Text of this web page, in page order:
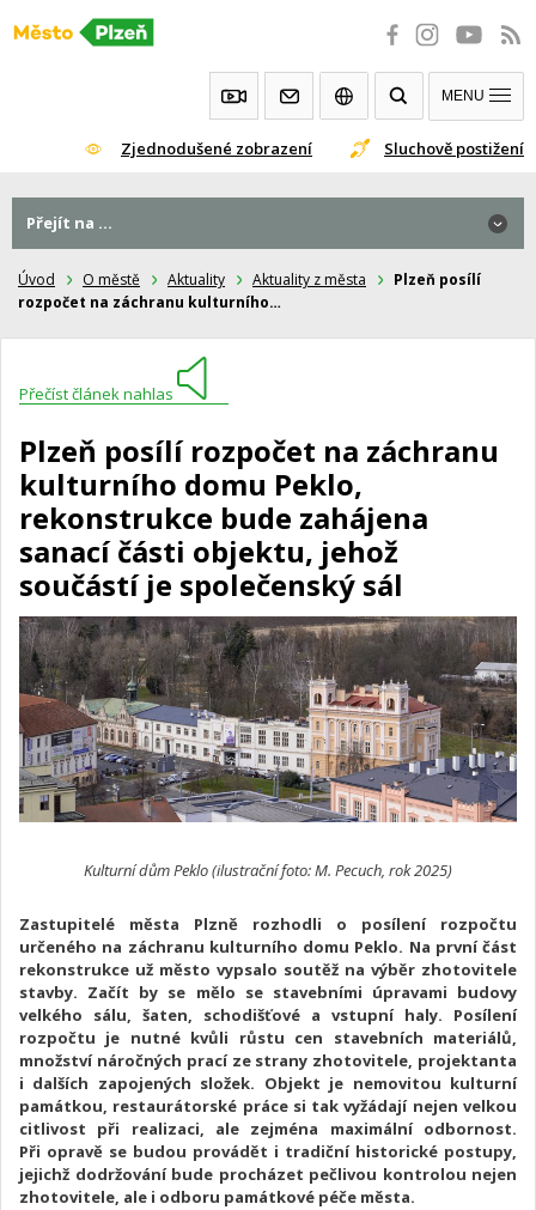
Přeskočit
Zjednodušené zobrazení Sluchově postižení
MENU
Úvod O městě Aktuality Aktuality z města
Plzeň posílí
rozpočet na záchranu kulturního…
Přečíst článek nahlas
Plzeň posílí rozpočet na záchranu
kulturního domu Peklo,
rekonstrukce bude zahájena
sanací části objektu, jehož
součástí je společenský sál
Kulturní dům Peklo (ilustrační foto: M. Pecuch, rok 2025)
Zastupitelé města Plzně rozhodli o posílení rozpočtu
určeného na záchranu kulturního domu Peklo. Na první část
rekonstrukce už město vypsalo soutěž na výběr zhotovitele
stavby. Začít by se mělo se stavebními úpravami budovy
velkého sálu, šaten, schodišťové a vstupní haly. Posílení
rozpočtu je nutné kvůli růstu cen stavebních materiálů,
množství náročných prací ze strany zhotovitele, projektanta
i dalších zapojených složek. Objekt je nemovitou kulturní
památkou, restaurátorské práce si tak vyžádají nejen velkou
citlivost při realizaci, ale zejména maximální odbornost.
Při opravě se budou provádět i tradiční historické postupy,
jejichž dodržování bude procházet pečlivou kontrolou nejen
zhotovitele, ale i odboru památkové péče města.
Přejít na ...